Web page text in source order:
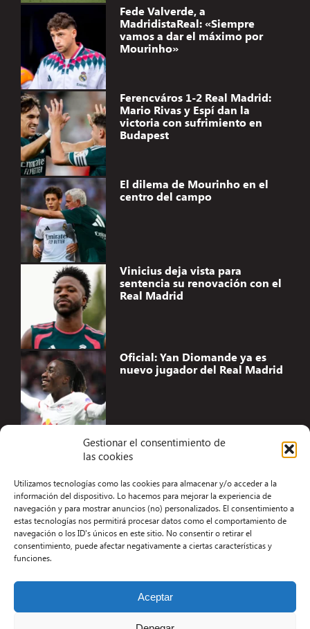
Gestionar el consentimiento de
las cookies
Utilizamos tecnologías como las cookies para almacenar y/o acceder a la
información del dispositivo. Lo hacemos para mejorar la experiencia de
navegación y para mostrar anuncios (no) personalizados. El consentimiento a
estas tecnologías nos permitirá procesar datos como el comportamiento de
navegación o los ID's únicos en este sitio. No consentir o retirar el
consentimiento, puede afectar negativamente a ciertas características y
funciones.
Aceptar
Fede Valverde, a
MadridistaReal: «Siempre
vamos a dar el máximo por
Mourinho»
Ferencváros 1-2 Real Madrid:
Mario Rivas y Espí dan la
victoria con sufrimiento en
Budapest
El dilema de Mourinho en el
centro del campo
Vinicius deja vista para
sentencia su renovación con el
Real Madrid
Oficial: Yan Diomande ya es
nuevo jugador del Real Madrid
Aviso Legal
Términos y condiciones
Política de privacidad
Contacto
Desarrollo Web por Kiwop